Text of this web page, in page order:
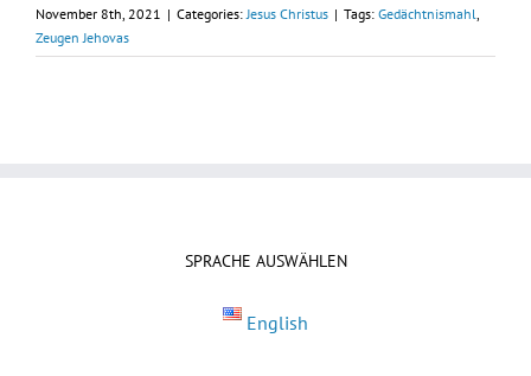
November 8th, 2021 | Categories: Jesus Christus | Tags: Gedächtnismahl
Zeugen Jehovas
SPRACHE AUSWÄHLEN
English